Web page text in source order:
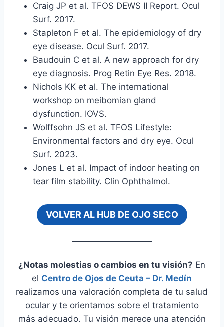
Craig JP et al. TFOS DEWS II Report. Ocul
Surf. 2017.
Stapleton F et al. The epidemiology of dry
eye disease. Ocul Surf. 2017.
Baudouin C et al. A new approach for dry
eye diagnosis. Prog Retin Eye Res. 2018.
Nichols KK et al. The international
workshop on meibomian gland
dysfunction. IOVS.
Wolffsohn JS et al. TFOS Lifestyle:
Environmental factors and dry eye. Ocul
Surf. 2023.
Jones L et al. Impact of indoor heating on
tear film stability. Clin Ophthalmol.
VOLVER AL HUB DE OJO SECO
¿Notas molestias o cambios en tu visión? En
el Centro de Ojos de Ceuta – Dr. Medín
realizamos una valoración completa de tu salud
ocular y te orientamos sobre el tratamiento
más adecuado. Tu visión merece una atención